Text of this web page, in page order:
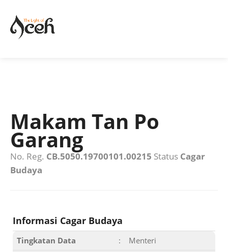
Makam Tan Po
Garang
No. Reg. CB.5050.19700101.00215 Status Cagar
Budaya
Informasi Cagar Budaya
Tingkatan Data :
Menteri